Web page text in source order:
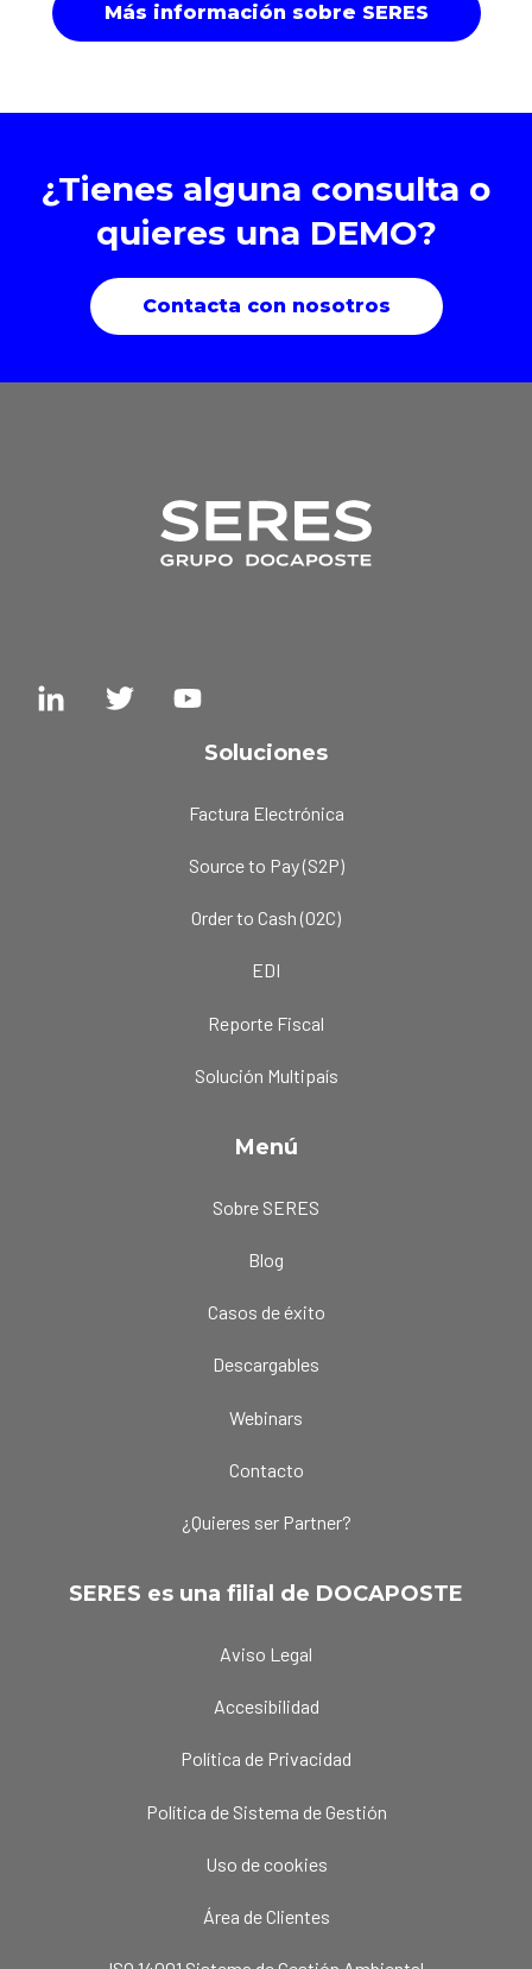
Más información sobre SERES
¿Tienes alguna consulta o
quieres una DEMO?
Contacta con nosotros
Soluciones
Factura Electrónica
Source to Pay (S2P)
Order to Cash (O2C)
EDI
Reporte Fiscal
Solución Multipaís
Menú
Sobre SERES
Blog
Casos de éxito
Descargables
Webinars
Contacto
¿Quieres ser Partner?
SERES es una filial de DOCAPOSTE
Aviso Legal
Accesibilidad
Política de Privacidad
Política de Sistema de Gestión
Uso de cookies
Área de Clientes